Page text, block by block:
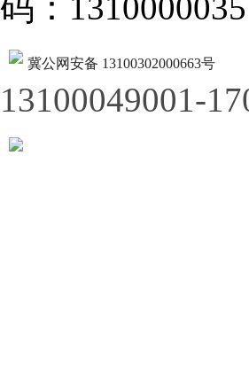
冀公网安备 13100302000663号
13100049001-